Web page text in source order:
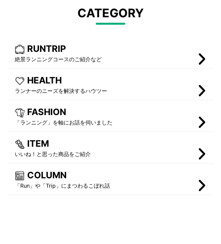
CATEGORY
RUNTRIP
絶景ランニングコースのご紹介など
HEALTH
ランナーのニーズを解決するハウツー
FASHION
「ランニング」を軸にお話を伺いました
ITEM
いいね！と思った商品をご紹介
COLUMN
「Run」や「Trip」にまつわるこぼれ話